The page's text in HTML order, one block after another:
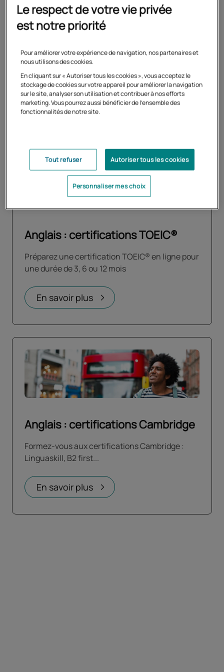
Pour vous entraîner de manière intensive, le Cned vous
propose des préparations aux certifications en anglais :
Préparations aux
Anglais : certifications TOEIC®
Préparez une certification TOEIC® en ligne pour
une durée de 3, 6 ou 12 mois
En savoir plus
Anglais : certifications Cambridge
Formez-vous aux certifications Cambridge :
Linguaskill, B2 first...
En savoir plus
Le respect de votre vie privée
est notre priorité
Pour améliorer votre expérience de navigation, nos partenaires et
nous utilisons des cookies.
En cliquant sur « Autoriser tous les cookies », vous acceptez le
stockage de cookies sur votre appareil pour améliorer la navigation
sur le site, analyser son utilisation et contribuer à nos efforts
marketing. Vous pourrez aussi bénéficier de l'ensemble des
fonctionnalités de notre site.
Tout refuser Autoriser tous les cookies
Personnaliser mes choix